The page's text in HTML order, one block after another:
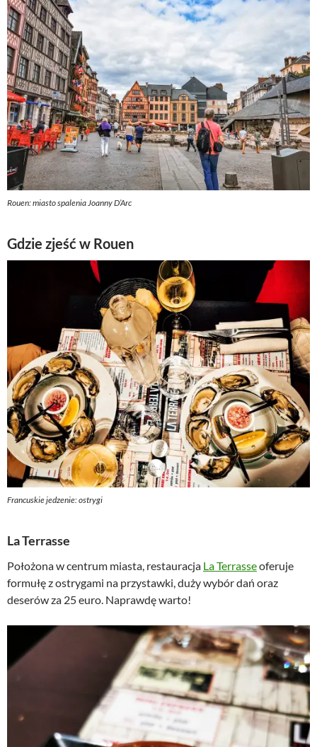
Rouen: miasto spalenia Joanny D’Arc
Gdzie zjeść w Rouen
Francuskie jedzenie: ostrygi
La Terrasse
Położona w centrum miasta, restauracja La Terrasseoferuje
formułę z ostrygami na przystawki, duży wybór dań oraz
deserów za 25 euro. Naprawdę warto!